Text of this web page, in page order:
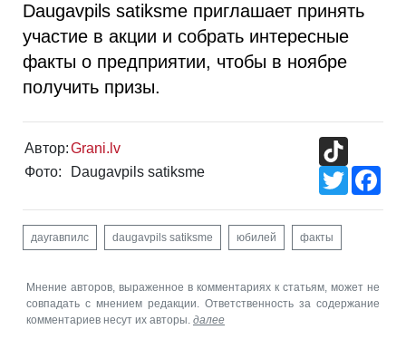
Daugavpils satiksme приглашает принять
участие в акции и собрать интересные
факты о предприятии, чтобы в ноябре
получить призы.
Автор:Grani.lv
Фото:
Daugavpils satiksme
Twitter
даугавпилс daugavpils satiksme юбилей факты
Мнение авторов, выраженное в комментариях к статьям, может не
совпадать с мнением редакции. Ответственность за содержание
комментариев несут их авторы. далее